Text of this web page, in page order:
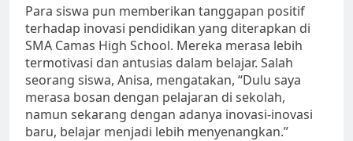
Para siswa pun memberikan tanggapan positif
terhadap inovasi pendidikan yang diterapkan di
SMA Camas High School. Mereka merasa lebih
termotivasi dan antusias dalam belajar. Salah
seorang siswa, Anisa, mengatakan, “Dulu saya
merasa bosan dengan pelajaran di sekolah,
namun sekarang dengan adanya inovasi-inovasi
baru, belajar menjadi lebih menyenangkan.”